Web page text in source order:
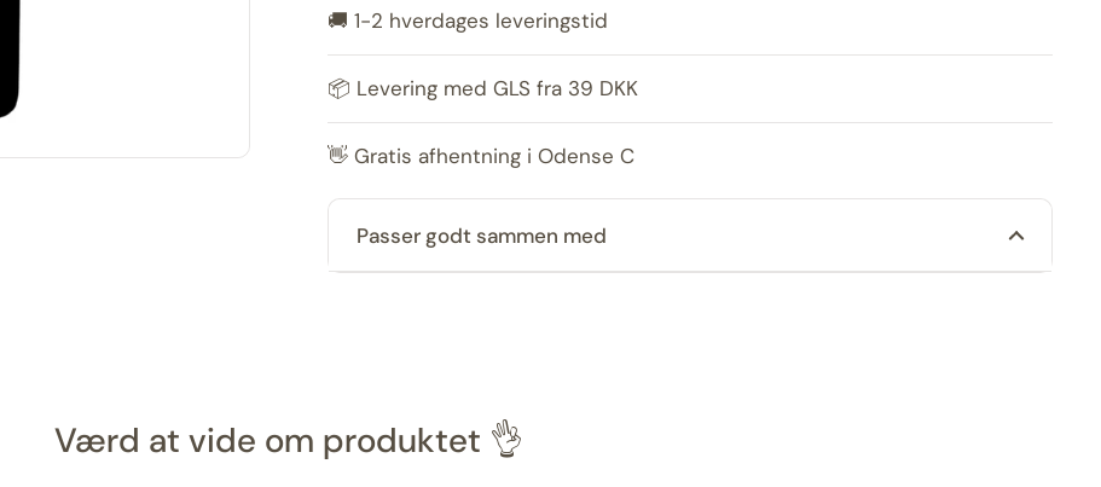
🚚 1-2 hverdages leveringstid
📦 Levering med GLS fra 39 DKK
👋 Gratis afhentning i Odense C
Passer godt sammen med
Værd at vide om produktet 👌